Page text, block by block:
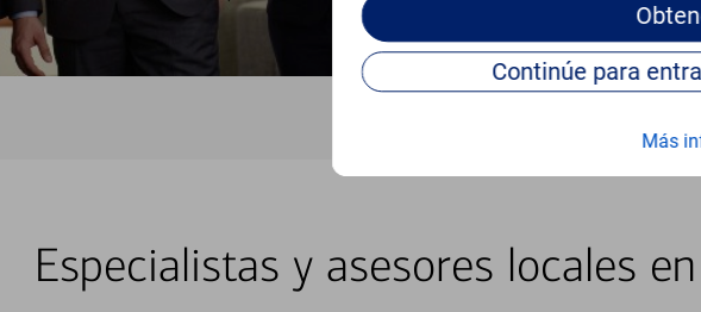
Más
Especialistas y asesores locales